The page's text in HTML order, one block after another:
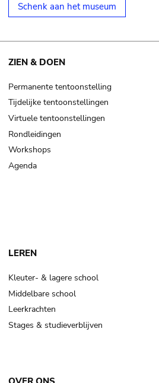
Schenk aan het museum
ZIEN & DOEN
Permanente tentoonstelling
Tijdelijke tentoonstellingen
Virtuele tentoonstellingen
Rondleidingen
Workshops
Agenda
LEREN
Kleuter- & lagere school
Middelbare school
Leerkrachten
Stages & studieverblijven